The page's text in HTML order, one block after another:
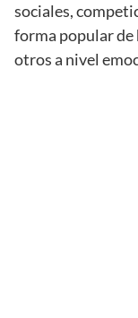
sociales,
forma popular de
otros a nivel